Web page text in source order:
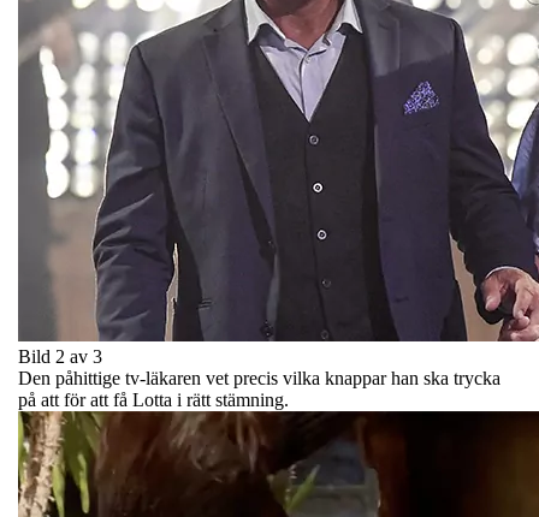
Bild 2 av 3
Den påhittige tv-läkaren vet precis vilka knappar han ska trycka
på att för att få Lotta i rätt stämning.